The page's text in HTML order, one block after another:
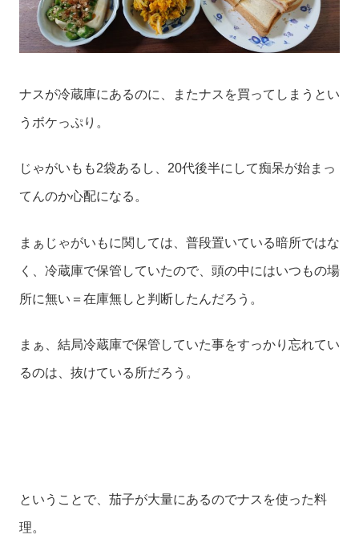
ナスが冷蔵庫にあるのに、またナスを買ってしまうとい
うボケっぷり。
じゃがいもも2袋あるし、20代後半にして痴呆が始まっ
てんのか心配になる。
まぁじゃがいもに関しては、普段置いている暗所ではな
く、冷蔵庫で保管していたので、頭の中にはいつもの場
所に無い＝在庫無しと判断したんだろう。
まぁ、結局冷蔵庫で保管していた事をすっかり忘れてい
るのは、抜けている所だろう。
ということで、茄子が大量にあるのでナスを使った料
理。